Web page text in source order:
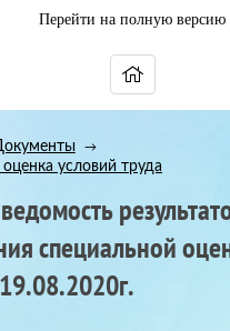
Перейти на полную версию
→
условий труда
специальной